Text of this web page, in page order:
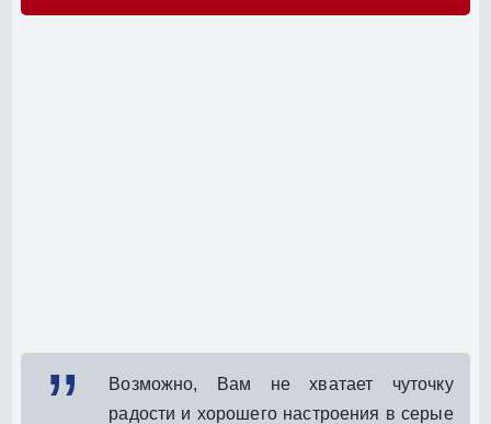
Возможно, Вам не хватает чуточку
радости и хорошего настроения в серые